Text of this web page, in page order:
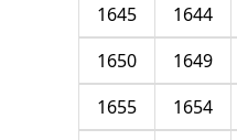
1644
1645
1649
1650
1654
1655